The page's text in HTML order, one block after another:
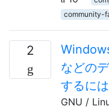
community-
2
などの
するに
GNU /